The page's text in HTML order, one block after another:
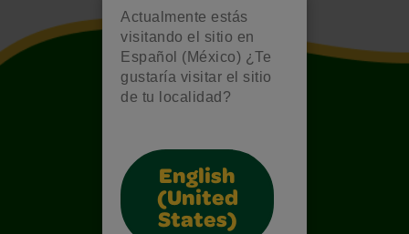
Actualmente estás
visitando el sitio en
Español (México) ¿Te
gustaría visitar el sitio
de tu localidad?
English
(United
States)